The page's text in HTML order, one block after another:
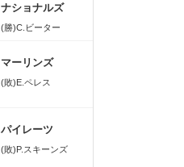
ナショナルズ
(勝)C.ビーター
マーリンズ
(敗)E.ペレス
パイレーツ
(敗)P.スキーンズ